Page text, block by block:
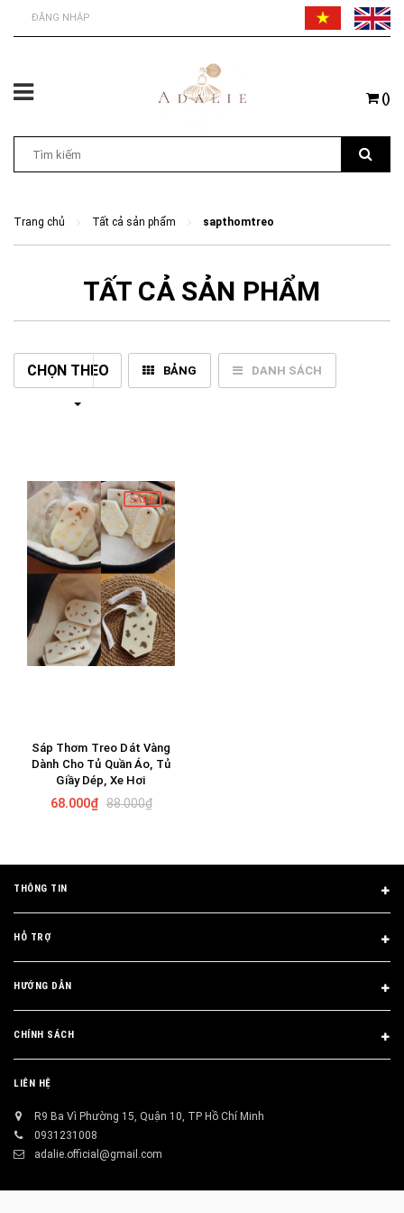
ĐĂNG NHẬP
()
Trang chủ Tất cả sản phẩm sapthomtreo
TẤT CẢ SẢN PHẨM
CHỌN THEO BẢNG DANH SÁCH
SALE
Sáp Thơm Treo Dát Vàng
Dành Cho Tủ Quần Áo, Tủ
Giầy Dép, Xe Hơi
68.000₫ 88.000₫
THÔNG TIN
HỖ TRỢ
HƯỚNG DẪN
CHÍNH SÁCH
LIÊN HỆ
R9 Ba Vì Phường 15, Quận 10, TP Hồ Chí Minh
0931231008
adalie.official@gmail.com